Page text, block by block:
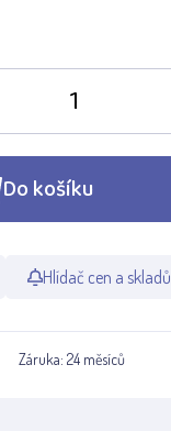
Do košíku
Hlídač cen a skladů
Záruka: 24 měsíců